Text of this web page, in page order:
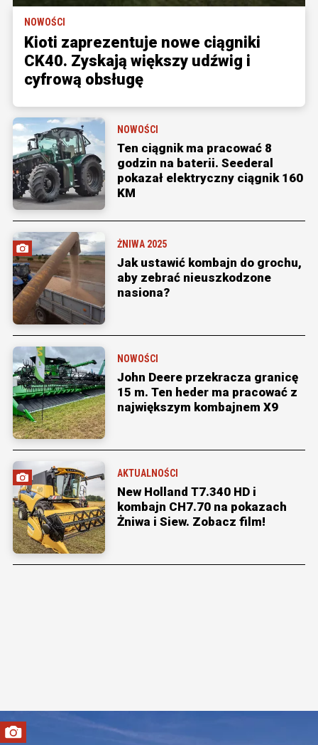
NOWOŚCI
Kioti zaprezentuje nowe ciągniki
CK40. Zyskają większy udźwig i
cyfrową obsługę
NOWOŚCI
Ten ciągnik ma pracować 8
godzin na baterii. Seederal
pokazał elektryczny ciągnik 160
KM
ŻNIWA 2025
Jak ustawić kombajn do grochu,
aby zebrać nieuszkodzone
nasiona?
NOWOŚCI
John Deere przekracza granicę
15 m. Ten heder ma pracować z
największym kombajnem X9
AKTUALNOŚCI
New Holland T7.340 HD i
kombajn CH7.70 na pokazach
Żniwa i Siew. Zobacz film!